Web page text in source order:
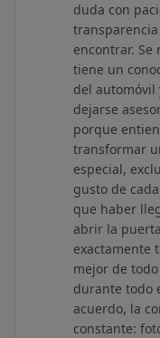
duda con
encontrar. Se
tiene un
del automóvil
dejarse
porque
transformar
especial,
gusto de
que haber
abrir la
exactamente
mejor de
durante todo
acuerdo, la
constante: